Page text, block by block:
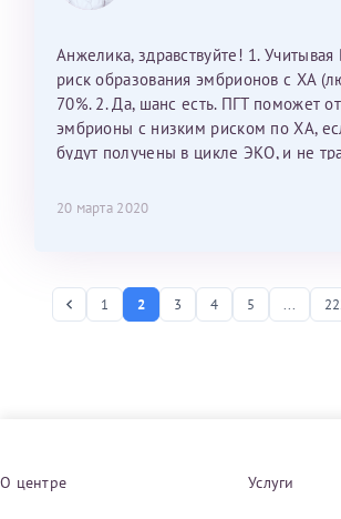
Анжелика, здравствуйте! 1. Учитывая
риск образования эмбрионов с ХА
70%. 2. Да, шанс есть. ПГТ поможет
эмбрионы с низким риском по ХА,
будут получены в цикле ЭКО, и не
20 марта 2020
1 2 3 4 5 ...
О центре Услуги